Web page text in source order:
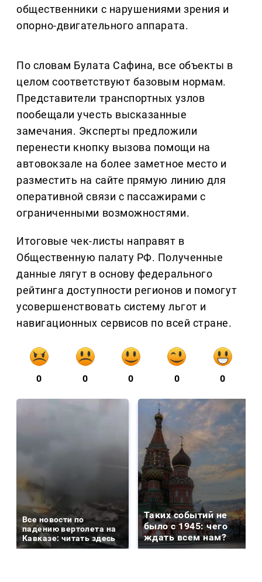
общественники с нарушениями зрения и
опорно-двигательного аппарата.
По словам Булата Сафина, все объекты в
целом соответствуют базовым нормам.
Представители транспортных узлов
пообещали учесть высказанные
замечания. Эксперты предложили
перенести кнопку вызова помощи на
автовокзале на более заметное место и
разместить на сайте прямую линию для
оперативной связи с пассажирами с
ограниченными возможностями.
Итоговые чек-листы направят в
Общественную палату РФ. Полученные
данные лягут в основу федерального
рейтинга доступности регионов и помогут
усовершенствовать систему льгот и
навигационных сервисов по всей стране.
0 0 0 0 0
Все новости по
падению вертолета на
Кавказе: читать здесь
Таких событий не
было с 1945: чего
ждать всем нам?